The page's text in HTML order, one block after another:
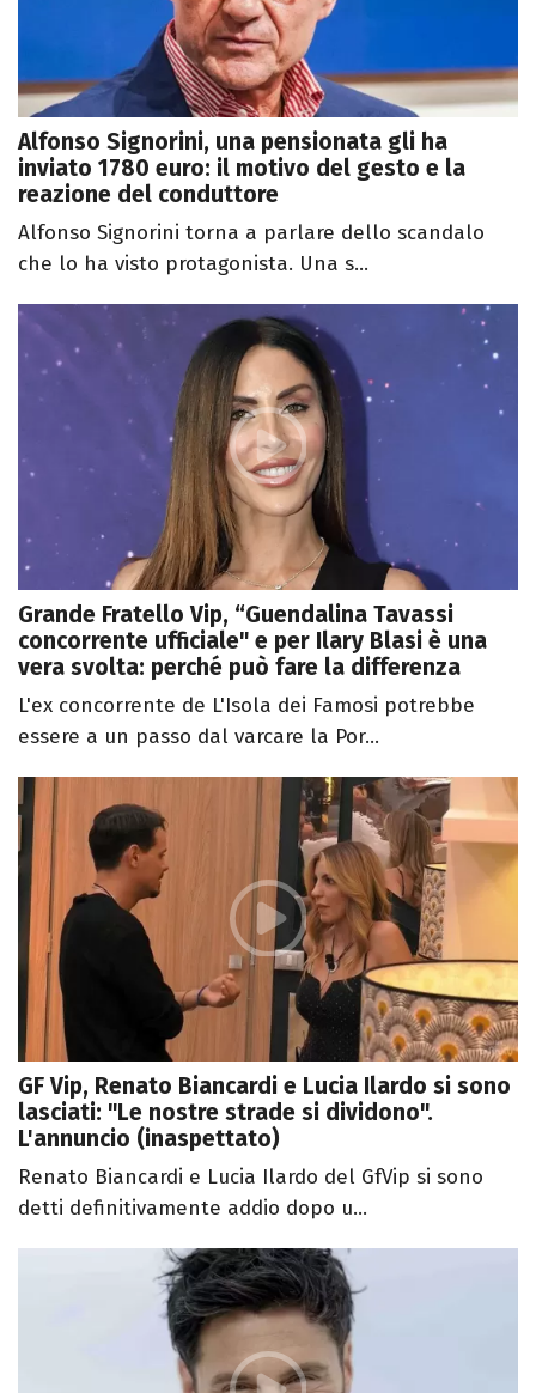
Alfonso Signorini, una pensionata gli ha
inviato 1780 euro: il motivo del gesto e la
reazione del conduttore
Alfonso Signorini torna a parlare dello scandalo
che lo ha visto protagonista. Una s...
Grande Fratello Vip, “Guendalina Tavassi
concorrente ufficiale" e per Ilary Blasi è una
vera svolta: perché può fare la differenza
L'ex concorrente de L'Isola dei Famosi potrebbe
essere a un passo dal varcare la Por...
GF Vip, Renato Biancardi e Lucia Ilardo si sono
lasciati: "Le nostre strade si dividono".
L'annuncio (inaspettato)
Renato Biancardi e Lucia Ilardo del GfVip si sono
detti definitivamente addio dopo u...